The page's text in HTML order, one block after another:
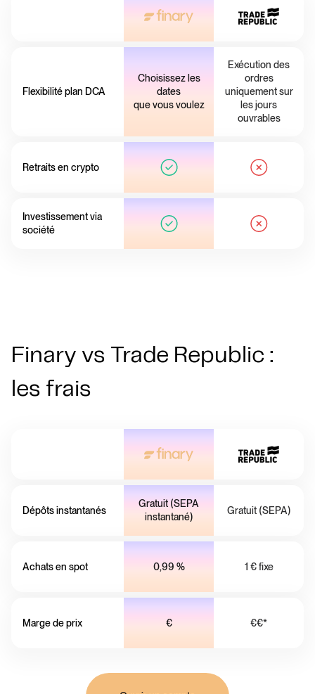
Flexibilité plan DCA
Choisissez les
dates
que vous voulez
Exécution des
ordres
uniquement sur
les jours
ouvrables
Retraits en crypto
Investissement via
société
Finary vs Trade Republic :
les frais
Dépôts instantanés
Gratuit (SEPA
instantané)
Gratuit (SEPA)
Achats en spot 0,99 % 1 € fixe
Marge de prix € €€*